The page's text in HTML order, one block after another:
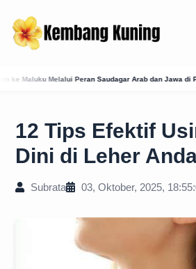
Arab dan Jawa di Pelabuhan Ternate
12 Tips Efektif
Dini di Leher
Subrata 03, Oktober, 2025,